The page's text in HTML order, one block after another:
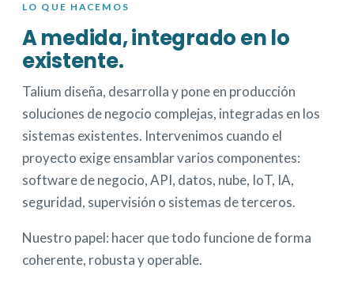
LO QUE HACEMOS
A medida, integrado en lo
existente.
Talium diseña, desarrolla y pone en producción
soluciones de negocio complejas, integradas en los
sistemas existentes. Intervenimos cuando el
proyecto exige ensamblar varios componentes:
software de negocio, API, datos, nube, IoT, IA,
seguridad, supervisión o sistemas de terceros.
Nuestro papel: hacer que todo funcione de forma
coherente, robusta y operable.